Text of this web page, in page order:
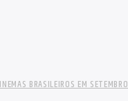
BRASILEIROS EM SETEMBRO